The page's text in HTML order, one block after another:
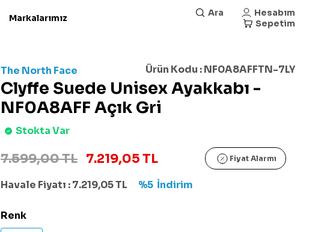
Markalarımız Ara
Hesabım
Sepetim
The North Face Ürün Kodu :NF0A8AFFTN-7LY
Clyffe Suede Unisex Ayakkabı -
NF0A8AFF Açık Gri
Stokta Var
7.599,00 TL 7.219,05 TL Fiyat Alarmı
Havale Fiyatı :7.219,05TL %5 İndirim
Renk